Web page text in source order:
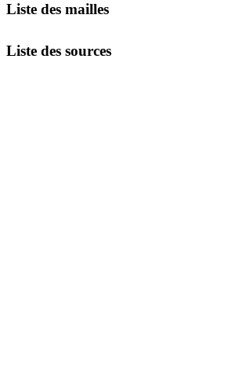
Liste des mailles
Liste des sources